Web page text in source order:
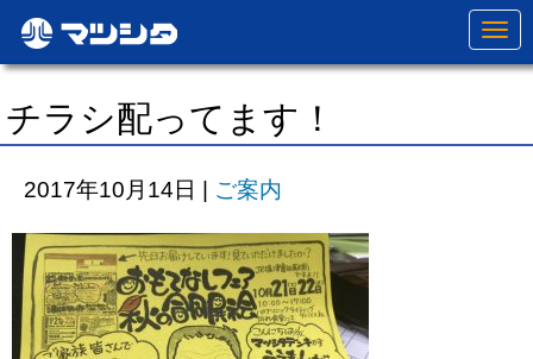
N
a
v
t
チラシ配ってます！
2017年10月14日 | ご案内